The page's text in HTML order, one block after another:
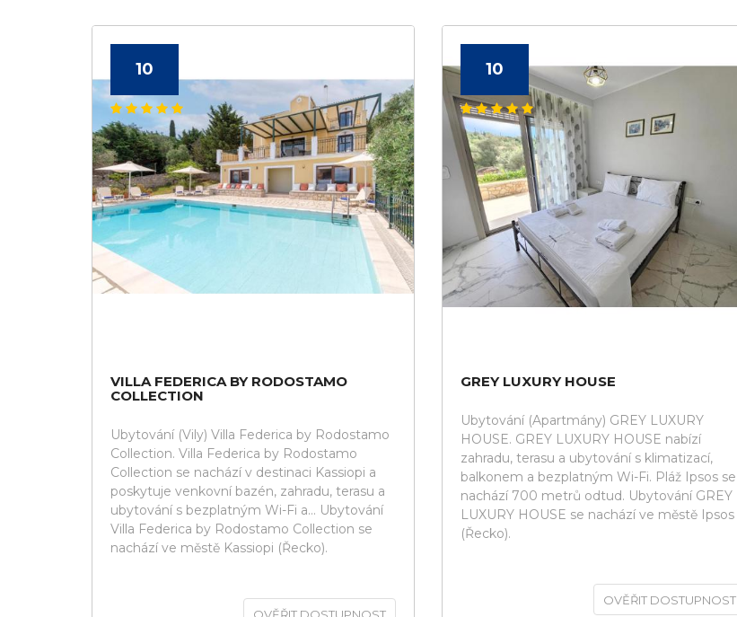
10
VILLA FEDERICA BY RODOSTAMO
COLLECTION
Ubytování (Vily) Villa Federica by Rodostamo
Collection. Villa Federica by Rodostamo
Collection se nachází v destinaci Kassiopi a
poskytuje venkovní bazén, zahradu, terasu a
ubytování s bezplatným Wi-Fi a... Ubytování
Villa Federica by Rodostamo Collection se
nachází ve městě Kassiopi (Řecko).
10
GREY LUXURY HOUSE
Ubytování (Apartmány) GREY LUXURY
HOUSE. GREY LUXURY HOUSE nabízí
zahradu, terasu a ubytování s klimatizací,
balkonem a bezplatným Wi-Fi. Pláž Ipsos se
nachází 700 metrů odtud. Ubytování GREY
LUXURY HOUSE se nachází ve městě Ipsos
(Řecko).
OVĚŘIT DOSTUPNOST